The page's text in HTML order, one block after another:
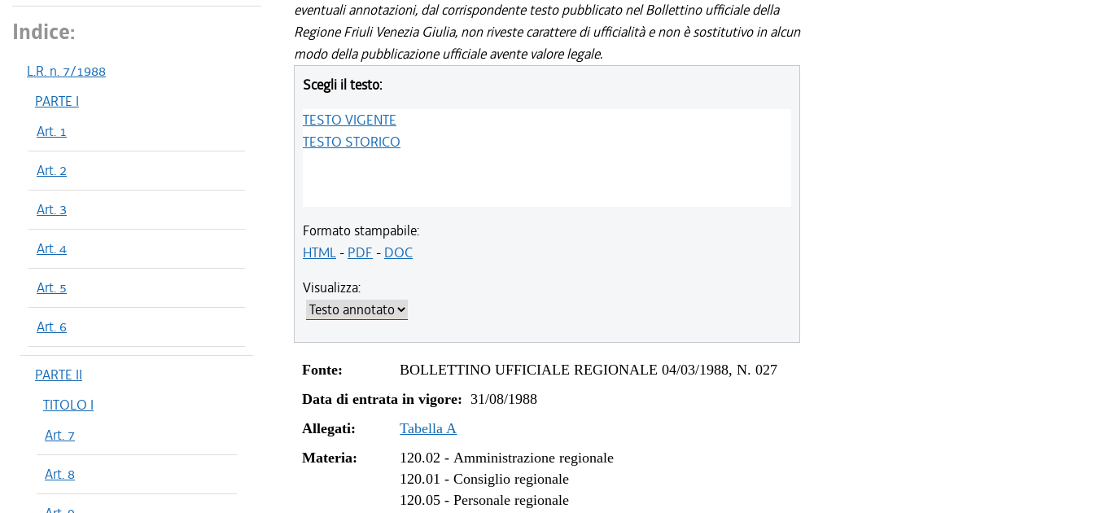
Indice:
L.R. n. 7/1988
PARTE I
Art. 1
Art. 2
Art. 3
Art. 4
Art. 5
Art. 6
PARTE II
TITOLO I
Art. 7
Art. 8
eventuali annotazioni, dal corrispondente testo pubblicato nel Bollettino ufficiale della
Regione Friuli Venezia Giulia, non riveste carattere di ufficialità e non è sostitutivo in alcun
modo della pubblicazione ufficiale avente valore legale.
Scegli il testo:
TESTO VIGENTE
TESTO STORICO
Formato stampabile:
HTML- PDF - DOC
Visualizza:
Fonte:
BOLLETTINO UFFICIALE REGIONALE 04/03/1988, N. 027
Data di entrata in vigore: 31/08/1988
Allegati:
Tabella A
Materia:
120.02 -Amministrazione regionale
120.01 -Consiglio regionale
120.05 -Personale regionale